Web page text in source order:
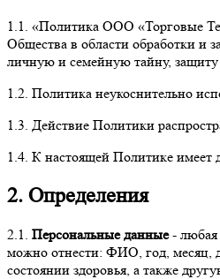
1.1. «Политика ООО «Торговые
Общества в области обработки и
личную и семейную тайну, защиту
1.2. Политика неукоснительно
1.3. Действие Политики
1.4. К настоящей Политике имеет
2. Определения
2.1. Персональные данные- любая
можно отнести: ФИО, год, месяц,
состоянии здоровья, а также